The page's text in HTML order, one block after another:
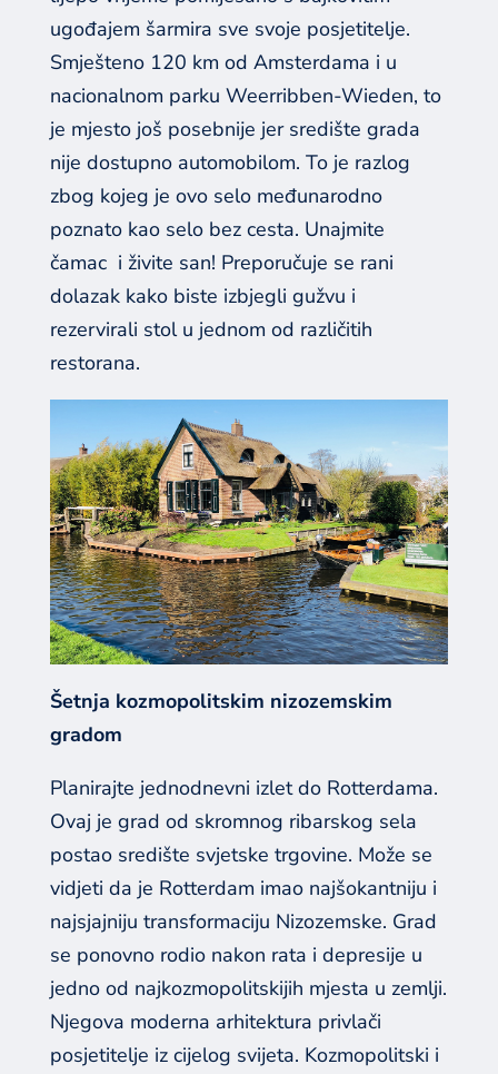
ugođajem šarmira sve svoje posjetitelje.
Smješteno 120 km od Amsterdama i u
nacionalnom parku Weerribben-Wieden, to
je mjesto još posebnije jer središte grada
nije dostupno automobilom. To je razlog
zbog kojeg je ovo selo međunarodno
poznato kao selo bez cesta. Unajmite
čamac i živite san! Preporučuje se rani
dolazak kako biste izbjegli gužvu i
rezervirali stol u jednom od različitih
restorana.
Šetnja kozmopolitskim nizozemskim
gradom
Planirajte jednodnevni izlet do Rotterdama.
Ovaj je grad od skromnog ribarskog sela
postao središte svjetske trgovine. Može se
vidjeti da je Rotterdam imao najšokantniju i
najsjajniju transformaciju Nizozemske. Grad
se ponovno rodio nakon rata i depresije u
jedno od najkozmopolitskijih mjesta u zemlji.
Njegova moderna arhitektura privlači
posjetitelje iz cijelog svijeta. Kozmopolitski i